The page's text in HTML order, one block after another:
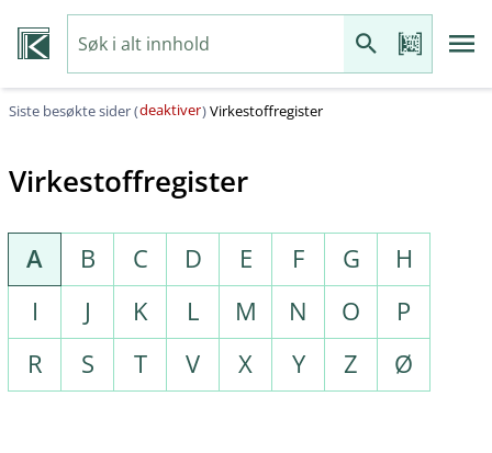
Siste besøkte sider (deaktiver)Virkestoffregister
Virkestoffregister
A B C D E F G
H
I
J K L M N O
P
R
S T V X Y Z Ø